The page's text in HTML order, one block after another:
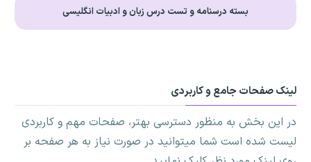
بسته درسنامه و تست درس زبان و ادبیات انگلیسی
لینک صفحات جامع و کاربردی
در این بخش به منظور دسترسی بهتر، صفحات مهم و کاربردی
لیست شده است شما میتوانید در صورت نیاز به هر صفحه بر